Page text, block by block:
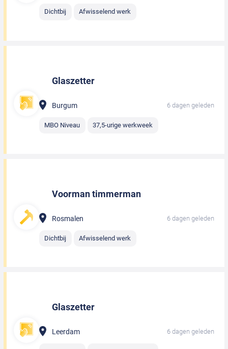
Dichtbij Afwisselend werk
Glaszetter
Burgum 6 dagen geleden
MBO Niveau 37,5-urige werkweek
Voorman timmerman
Rosmalen 6 dagen geleden
Dichtbij Afwisselend werk
Glaszetter
Leerdam 6 dagen geleden